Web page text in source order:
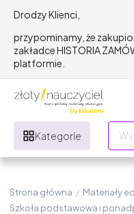
Drodzy Klienci,
przypominamy, że
zakładce HISTORIA
platformie.
Kategorie
Strona główna / Materiały
Szkoła podstawowa i